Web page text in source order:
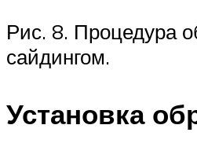
Рис. 8. Процедура
сайдингом.
Установка